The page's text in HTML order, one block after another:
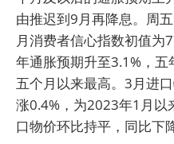
由推迟到9月再降息。周
月消费者信心指数初值为
年通胀预期升至3.1%，
五个月以来最高。3月进
涨0.4%，为2023年1月以
口物价环比持平，同比下